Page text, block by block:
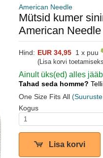
American Needle
Mütsid kumer
American Needle
Hind: EUR 34,95 1 x puu
(Lisa korvi toetamiseks
Ainult üks(ed) alles
Tahad seda homme?
One Size Fits All
Kogus
Lisa korvi